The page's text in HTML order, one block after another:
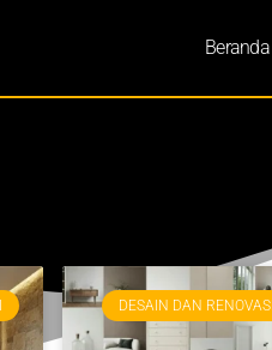
Beranda
DESAIN DAN RENOVASI